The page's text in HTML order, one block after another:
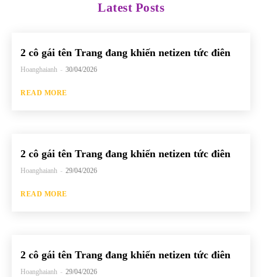
Latest Posts
2 cô gái tên Trang đang khiến netizen tức điên
Hoanghaianh - 30/04/2026
READ MORE
2 cô gái tên Trang đang khiến netizen tức điên
Hoanghaianh - 29/04/2026
READ MORE
2 cô gái tên Trang đang khiến netizen tức điên
Hoanghaianh - 29/04/2026